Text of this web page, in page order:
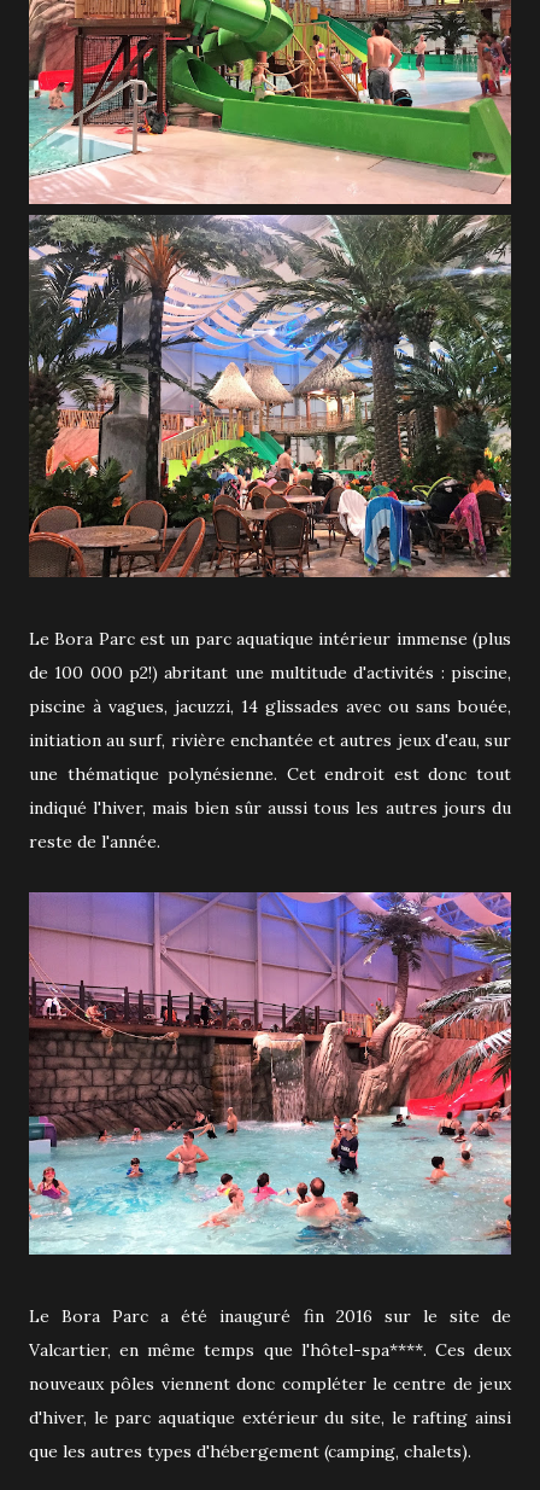
Le Bora Parc est un parc aquatique intérieur immense (plus
de 100 000 p2!) abritant une multitude d'activités : piscine,
piscine à vagues, jacuzzi, 14 glissades avec ou sans bouée,
initiation au surf, rivière enchantée et autres jeux d'eau, sur
une thématique polynésienne. Cet endroit est donc tout
indiqué l'hiver, mais bien sûr aussi tous les autres jours du
reste de l'année.
Le Bora Parc a été inauguré fin 2016 sur le site de
Valcartier, en même temps que l'hôtel-spa****. Ces deux
nouveaux pôles viennent donc compléter le centre de jeux
d'hiver, le parc aquatique extérieur du site, le rafting ainsi
que les autres types d'hébergement (camping, chalets).